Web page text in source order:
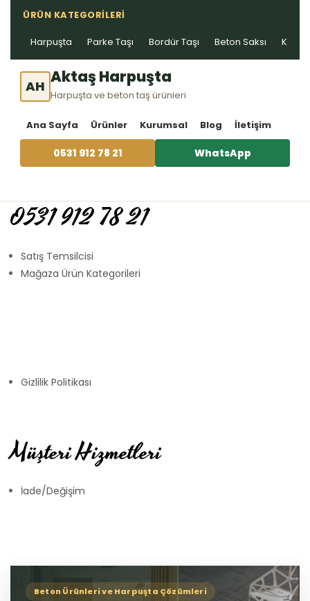
ÜRÜN KATEGORILERI
Harpuşta Parke Taşı Bordür Taşı Beton Saksı Kablo
AH Aktaş Harpuşta
Harpuşta ve beton taş ürünleri
Ana Sayfa Ürünler Kurumsal Blog İletişim
0531 912 78 21 WhatsApp
0531 912 78 21
Satış Temsilcisi
Mağaza Ürün Kategorileri
Gizlilik Politikası
Müşteri Hizmetleri
İade/Değişim